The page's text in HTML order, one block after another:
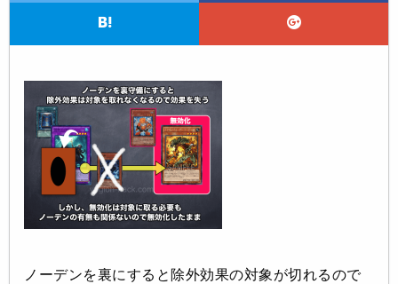
ノーデンを裏にすると除外効果の対象が切れるので